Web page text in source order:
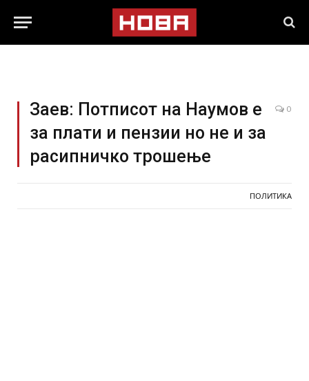
Заев: Потписот на Наумов е
за плати и пензии но не и за
расипничко трошење
0
ПОЛИТИКА